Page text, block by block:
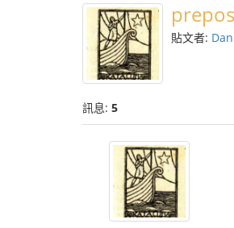
貼文者:
訊息: 5